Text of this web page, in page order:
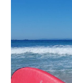
Tarifa
|
La
Guía